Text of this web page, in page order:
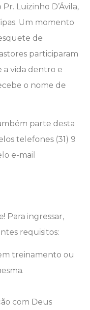
Luizinho D’Ávila,
Um momento
de
participaram
a vida dentro e
o nome de
parte desta
telefones (31) 9
e-mail
Para ingressar,
requisitos:
treinamento ou
com Deus